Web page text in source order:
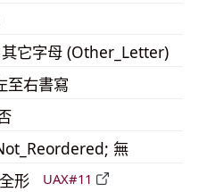
它字母 (Other_Letter)
至右書寫
無
形 UAX#11